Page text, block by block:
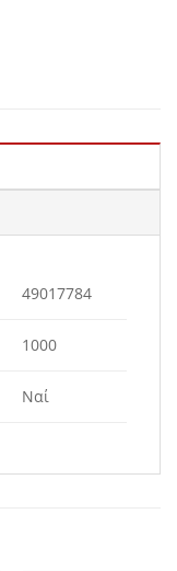
49017784
1000
Ναί